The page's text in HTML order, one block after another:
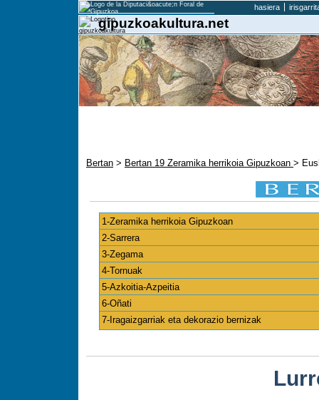
hasiera
gipuzkoakultura.net
Bertan > Bertan 19 Zeramika herrikoia Gipuzkoan >
1-Zeramika herrikoia Gipuzkoan
2-Sarrera
3-Zegama
4-Tornuak
5-Azkoitia-Azpeitia
6-Oñati
7-Iragaizgarriak eta dekorazio bernizak